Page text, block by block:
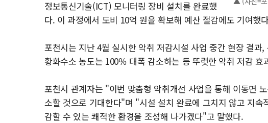
정보통신기술(ICT) 모니터링 장비 설치를 완료했
다. 이 과정에서 도비 10억 원을 확보해 예산 절감에도 기여했
포천시는 지난 4월 실시한 악취 저감시설 사업 중간 현장 결
황화수소 농도는 100％ 대폭 감소하는 등 뚜렷한 악취 저감 효
포천시 관계자는 "이번 맞춤형 악취개선 사업을 통해 이동면
소할 것으로 기대한다"며 "시설 설치 완료에 그치지 않고 지
감할 수 있는 쾌적한 환경을 조성해 나가겠다"고 말했다.